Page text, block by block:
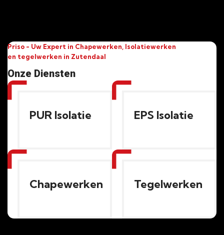
Priso - Uw Expert in Chapewerken, Isolatiewerken
en tegelwerken in Zutendaal
Onze Diensten
PUR Isolatie EPS Isolatie
Chapewerken Tegelwerken